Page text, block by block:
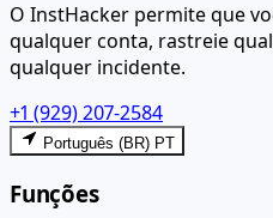
O InstHacker permite que
qualquer conta, rastreie
qualquer incidente.
+1 (929) 207-2584
Português (BR) PT
Funções